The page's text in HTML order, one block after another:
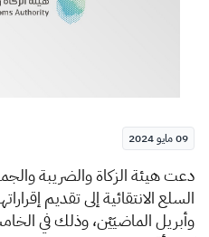
09 مايو 2024
​​​​​​​​دعت هيئة الزكاة والضريبة
السلع الانتقائية إلى تقديم
وأبريل الماضيَيْن، وذلك في